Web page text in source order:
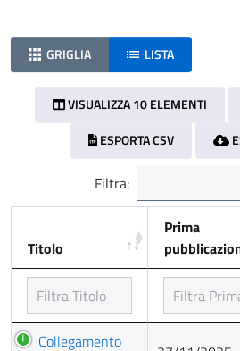
GRIGLIA LISTA
VISUALIZZA 10 ELEMENTI
ESPORTA CSV
Filtra:
Titolo
Prima
Titolo
Collegamento